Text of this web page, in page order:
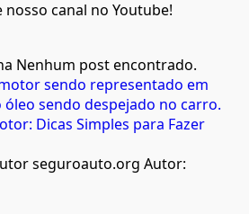
canal no Youtube!
Nenhum post encontrado.
Dicas Simples para Fazer
Autor: